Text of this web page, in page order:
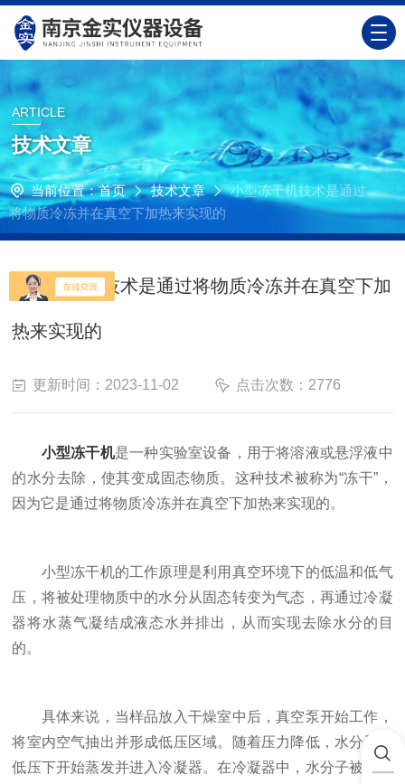
ARTICLE
技术文章
当前位置：首页 技术文章
小型冻干机技术是通过
将物质冷冻并在真空下加热来实现的
小型冻干机技术是通过将物质冷冻并在真空下加
热来实现的
更新时间：2023-11-02 点击次数：2776
小型冻干机是一种实验室设备，用于将溶液或悬浮液中
的水分去除，使其变成固态物质。这种技术被称为“冻干”，
因为它是通过将物质冷冻并在真空下加热来实现的。
小型冻干机的工作原理是利用真空环境下的低温和低气
压，将被处理物质中的水分从固态转变为气态，再通过冷凝
器将水蒸气凝结成液态水并排出，从而实现去除水分的目
的。
具体来说，当样品放入干燥室中后，真空泵开始工作，
将室内空气抽出并形成低压区域。随着压力降低，水分子在
低压下开始蒸发并进入冷凝器。在冷凝器中，水分子被冷却